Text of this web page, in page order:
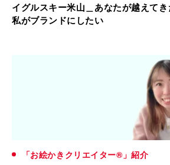
イグルスキー米山＿あなたが越えてき
私がブランドにしたい
「お絵かきクリエイター®」紹介